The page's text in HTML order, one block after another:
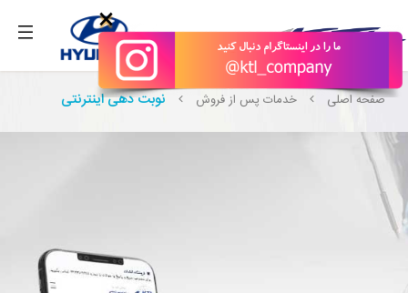
×
صفحه اصلی خدمات پس از فروش نوبت دهی اینترنتی